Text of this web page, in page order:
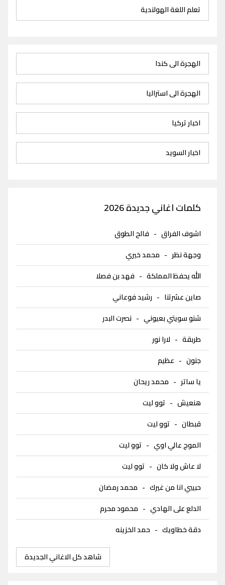
تعلم اللغة الهولندية
الهجرة الى كندا
الهجرة الى استراليا
اخبار تركيا
اخبار السويد
كلمات اغاني جديدة 2026
اشوف الفراق - فالح الطوق
وجهة نظر - محمد خيري
الله يحفظ المملكة - فهد بن فصلا
صاين عشرتنا - رشيد فوعاني
شنو سويتي بعيوني - نصرت البدر
طربقة - لارا نور
جنون - عظيم
يا ساتر - محمد ريحان
هنعيش - توو ليت
قبطان - توو ليت
الموج عالي اوي - توو ليت
لا عاش ولا كان - توو ليت
حبيبي انا من غيرك - محمد رمضان
الدلع على الهادي - محمود محرم
دقة خطاويك - حمد الخزينه
شاهد كل الاغاني الجديدة